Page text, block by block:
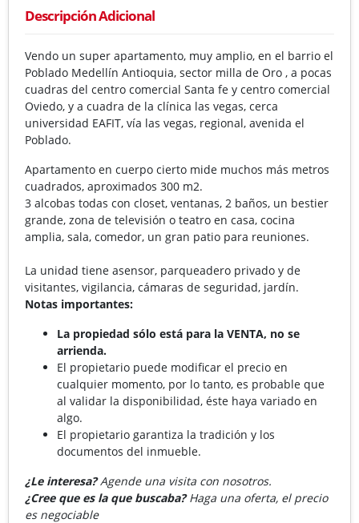
Descripción Adicional
Vendo un super apartamento, muy amplio, en el barrio el
Poblado Medellín Antioquia, sector milla de Oro , a pocas
cuadras del centro comercial Santa fe y centro comercial
Oviedo, y a cuadra de la clínica las vegas, cerca
universidad EAFIT, vía las vegas, regional, avenida el
Poblado.
Apartamento en cuerpo cierto mide muchos más metros
cuadrados, aproximados 300 m2.
3 alcobas todas con closet, ventanas, 2 baños, un bestier
grande, zona de televisión o teatro en casa, cocina
amplia, sala, comedor, un gran patio para reuniones.
La unidad tiene asensor, parqueadero privado y de
visitantes, vigilancia, cámaras de seguridad, jardín.
Notas importantes:
La propiedad sólo está para la VENTA, no se
arrienda.
El propietario puede modificar el precio en
cualquier momento, por lo tanto, es probable que
al validar la disponibilidad, éste haya variado en
algo.
El propietario garantiza la tradición y los
documentos del inmueble.
¿Le interesa?Agende una visita con nosotros.
¿Cree que es la que buscaba?Haga una oferta, el precio
es negociable